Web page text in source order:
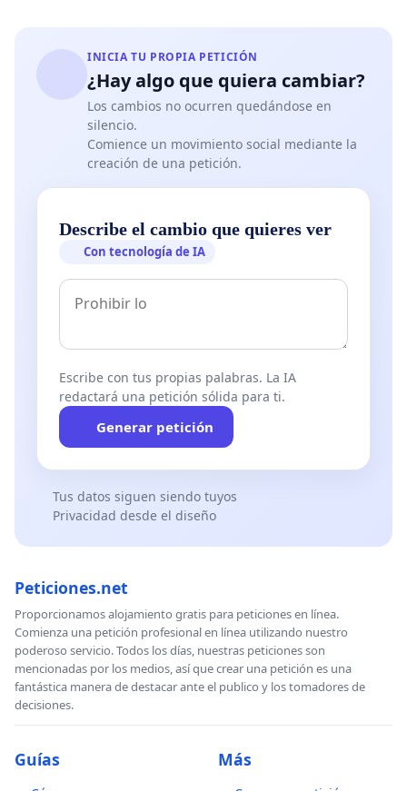
INICIA TU PROPIA PETICIÓN
¿Hay algo que quiera cambiar?
Los cambios no ocurren quedándose en
silencio.
Comience un movimiento social mediante la
creación de una petición.
Describe el cambio que quieres ver
Con tecnología de IA
Escribe con tus propias palabras. La IA
redactará una petición sólida para ti.
Generar petición
Tus datos siguen siendo tuyos
Privacidad desde el diseño
Peticiones.net
Proporcionamos alojamiento gratis para peticiones en línea.
Comienza una petición profesional en línea utilizando nuestro
poderoso servicio. Todos los días, nuestras peticiones son
mencionadas por los medios, así que crear una petición es una
fantástica manera de destacar ante el publico y los tomadores de
decisiones.
Guías Más